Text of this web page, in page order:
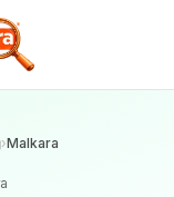
›Malkara